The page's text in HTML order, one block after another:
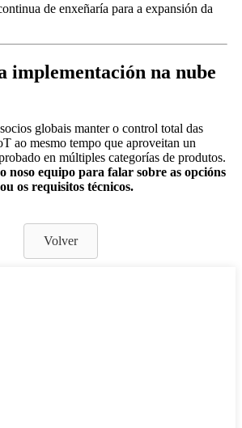
de enxeñaría para a expansión da
implementación na nube
globais manter o control total das
ao mesmo tempo que aproveitan un
en múltiples categorías de produtos.
noso equipo para falar sobre as opcións
os requisitos técnicos.
Volver